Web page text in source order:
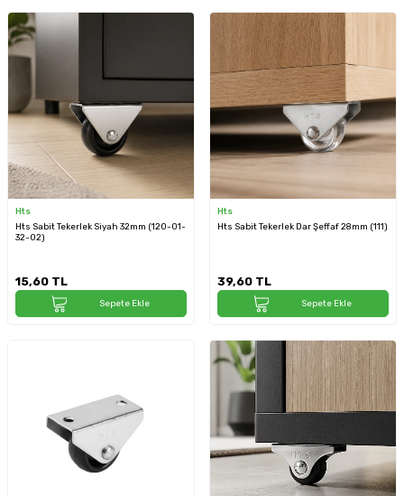
Hts
Hts Sabit Tekerlek Siyah 32mm (120-01-
32-02)
15,60 TL
Sepete Ekle
Hts
Hts Sabit Tekerlek Dar Şeffaf 28mm (111)
39,60 TL
Sepete Ekle